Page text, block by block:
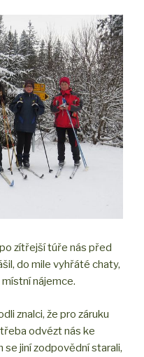
zítřejší túře nás před
do mile vyhřáté chaty,
nájemce.
znalci, že pro záruku
odvézt nás ke
se jiní zodpovědní starali,